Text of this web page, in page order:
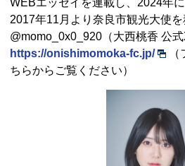
WEBエッセイを連載し、2024年に
2017年11月より奈良市観光大使を
@momo_0x0_920（大西桃香 公式
https://onishimomoka-fc.jp/
ちらからご覧ください）